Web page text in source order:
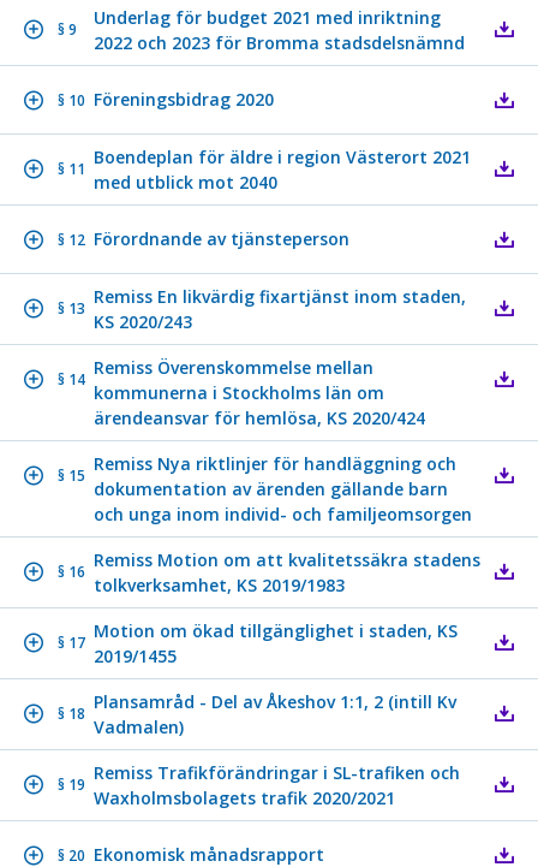
§ 9
Underlag för budget 2021 med inriktning
2022 och 2023 för Bromma stadsdelsnämnd
§ 10 Föreningsbidrag 2020
§ 11
Boendeplan för äldre i region Västerort 2021
med utblick mot 2040
§ 12 Förordnande av tjänsteperson
§ 13
Remiss En likvärdig fixartjänst inom staden,
KS 2020/243
§ 14
Remiss Överenskommelse mellan
kommunerna i Stockholms län om
ärendeansvar för hemlösa, KS 2020/424
§ 15
Remiss Nya riktlinjer för handläggning och
dokumentation av ärenden gällande barn
och unga inom individ- och familjeomsorgen
§ 16
Remiss Motion om att kvalitetssäkra stadens
tolkverksamhet, KS 2019/1983
§ 17
Motion om ökad tillgänglighet i staden, KS
2019/1455
§ 18
Plansamråd - Del av Åkeshov 1:1, 2 (intill Kv
Vadmalen)
§ 19
Remiss Trafikförändringar i SL-trafiken och
Waxholmsbolagets trafik 2020/2021
§ 20 Ekonomisk månadsrapport